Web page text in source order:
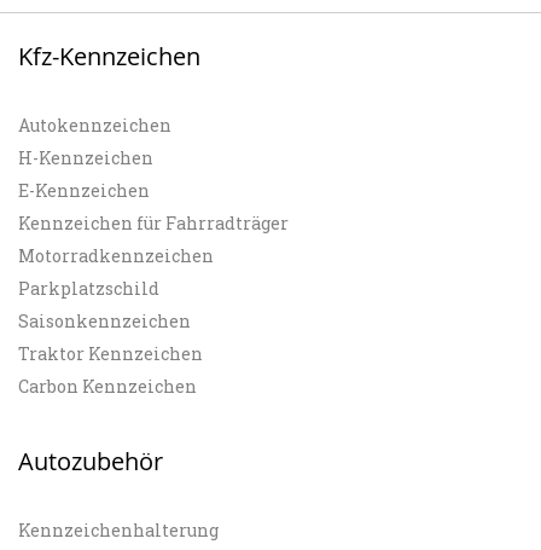
Kfz-Kennzeichen
Autokennzeichen
H-Kennzeichen
E-Kennzeichen
Kennzeichen für Fahrradträger
Motorradkennzeichen
Parkplatzschild
Saisonkennzeichen
Traktor Kennzeichen
Carbon Kennzeichen
Autozubehör
Kennzeichenhalterung